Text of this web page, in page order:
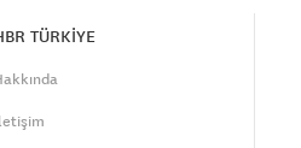
TÜRKİYE